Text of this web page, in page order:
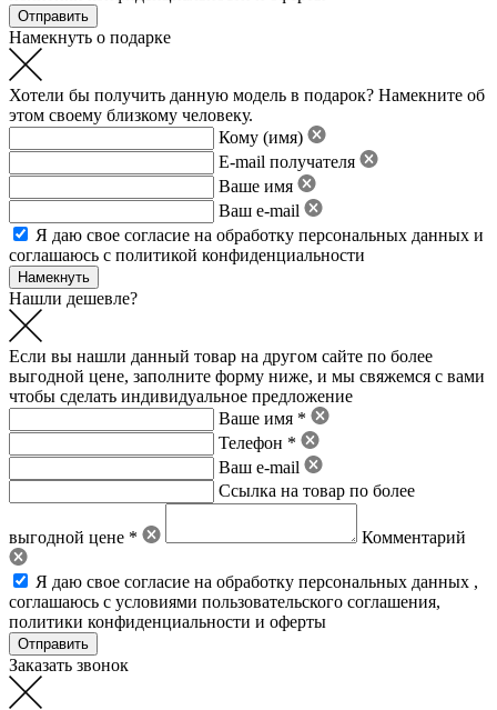
Намекнуть о подарке
Хотели бы получить данную модель в подарок? Намекните об
этом своему близкому человеку.
Кому (имя)
E-mail получателя
Ваше имя
Ваш e-mail
Я даю свое согласие на обработку персональных данных и
соглашаюсь с политикой конфиденциальности
Нашли дешевле?
Если вы нашли данный товар на другом сайте по более
выгодной цене, заполните форму ниже, и мы свяжемся с вами
чтобы сделать индивидуальное предложение
Ваше имя *
Телефон *
Ваш e-mail
Ссылка на товар по более
выгодной цене * Комментарий
Я даю свое согласие на обработку персональных данных ,
соглашаюсь с условиями пользовательского соглашения,
политики конфиденциальности и оферты
Заказать звонок